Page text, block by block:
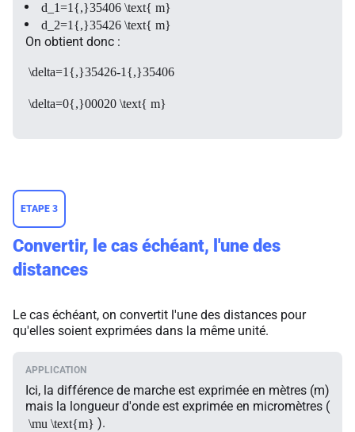
d_1=1{,}35406 \text{ m}
d_2=1{,}35426 \text{ m}
On obtient donc :
\delta=1{,}35426-1{,}35406
\delta=0{,}00020 \text{ m}
ETAPE 3
Convertir, le cas échéant, l'une des
distances
Le cas échéant, on convertit l'une des distances pour
qu'elles soient exprimées dans la même unité.
Ici, la différence de marche est exprimée en mètres (m)
mais la longueur d'onde est exprimée en micromètres (
\mu \text{m} ).